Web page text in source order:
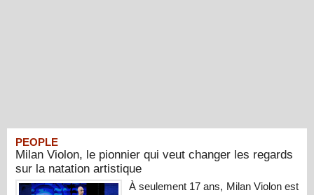
PEOPLE
Milan Violon, le pionnier qui veut changer les regards
sur la natation artistique
À seulement 17 ans, Milan Violon est